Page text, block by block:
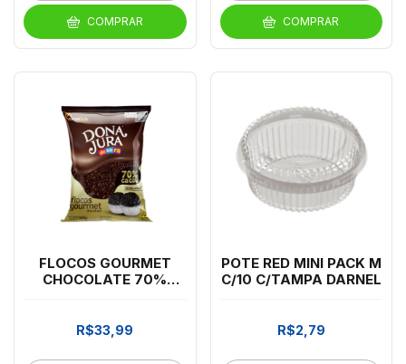
COMPRAR COMPRAR
FLOCOS GOURMET
CHOCOLATE 70%
R$33,99
POTE RED MINI PACK M
C/10 C/TAMPA DARNEL
R$2,79